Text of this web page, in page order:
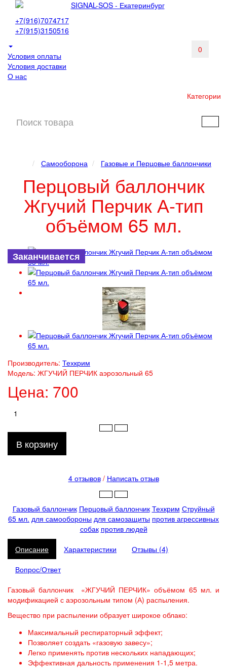
+7(916)7074717
+7(915)3150516
Условия оплаты
Условия доставки
О нас
0
Категории
Самооборона Газовые и Перцовые баллончики
Перцовый баллончик
Жгучий Перчик А-тип
объёмом 65 мл.
Заканчивается
Производитель: Техкрим
Модель: ЖГУЧИЙ ПЕРЧИК аэрозольный 65
Цена: 700
В корзину
4 отзывов/ Написать отзыв
Газовый баллончик Перцовый баллончик Техкрим Струйный
65 мл. для самообороны для самозащиты против агрессивных
собак против людей
Описание
Характеристики
Отзывы (4)
Вопрос/Ответ
Газовый баллончик «ЖГУЧИЙ ПЕРЧИК» объёмом 65 мл. и
модификацией с аэрозольным типом (А) распыления.
Вещество при распылении образует широкое облако:
Максимальный респираторный эффект;
Позволяет создать «газовую завесу»;
Легко применять против нескольких нападающих;
Эффективная дальность применения 1-1,5 метра.